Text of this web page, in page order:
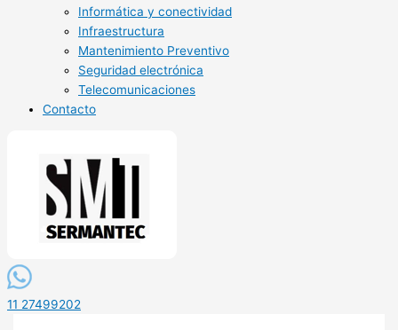
Informática y conectividad
Infraestructura
Mantenimiento Preventivo
Seguridad electrónica
Telecomunicaciones
Contacto
11 27499202